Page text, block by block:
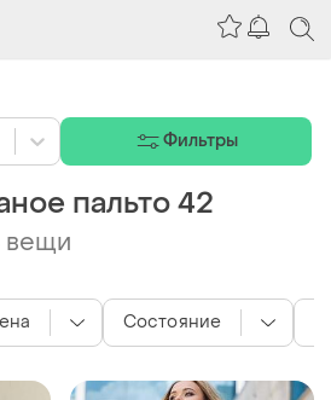
пальто 42
вещи
Состояние
Фильтры